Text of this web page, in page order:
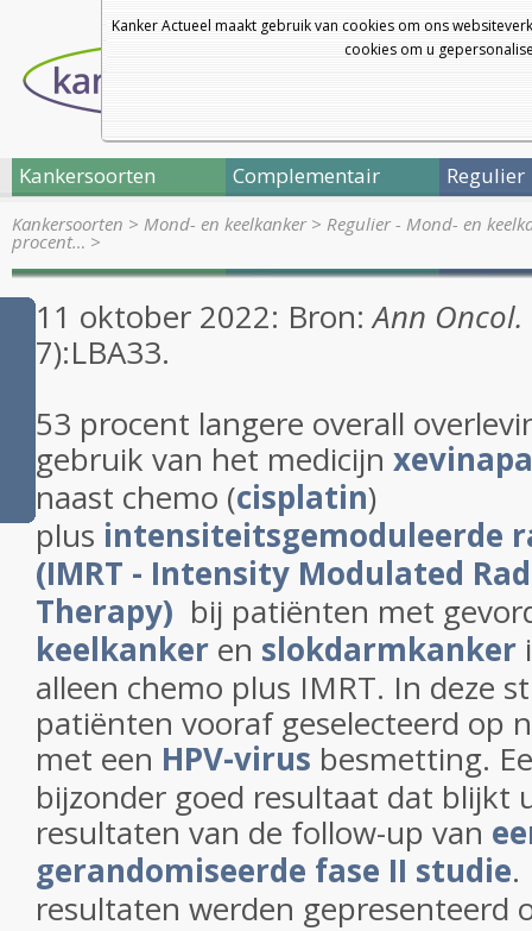
Kanker Actueel maakt gebruik van cookies om ons
cookies om u
Kankersoorten Complementair Regulier
Kankersoorten > Mond- en keelkanker> Regulier - Mond- en
procent… >
11 oktober 2022: Bron:Ann Oncol.
7):LBA33.
53 procent langere overall
gebruik van het medicijn
naast chemo (cisplatin)
plus intensiteitsgemoduleerde
(IMRT - Intensity Modulated
Therapy) bij patiënten met
keelkanker en slokdarmkanker
alleen chemo plus IMRT. In deze
patiënten vooraf geselecteerd op
met een HPV-virus besmetting.
bijzonder goed resultaat dat blijkt
resultaten van de follow-up van
gerandomiseerde fase II studie.
resultaten werden gepresenteerd